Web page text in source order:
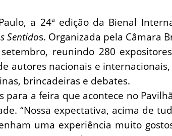
a 24ª edição da Bienal
Sentidos. Organizada pela Câmara
reunindo 280
autores nacionais e
brincadeiras e debates.
para a feira que acontece no
“Nossa expectativa, acima de
uma experiência muito